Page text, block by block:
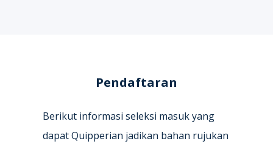
Pendaftaran
Berikut informasi seleksi masuk yang
dapat Quipperian jadikan bahan rujukan